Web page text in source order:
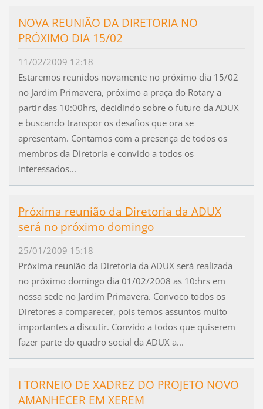
NOVA REUNIÃO DA DIRETORIA NO
PRÓXIMO DIA 15/02
11/02/2009 12:18
Estaremos reunidos novamente no próximo dia 15/02
no Jardim Primavera, próximo a praça do Rotary a
partir das 10:00hrs, decidindo sobre o futuro da ADUX
e buscando transpor os desafios que ora se
apresentam. Contamos com a presença de todos os
membros da Diretoria e convido a todos os
interessados...
Próxima reunião da Diretoria da ADUX
será no próximo domingo
25/01/2009 15:18
Próxima reunião da Diretoria da ADUX será realizada
no próximo domingo dia 01/02/2008 as 10:hrs em
nossa sede no Jardim Primavera. Convoco todos os
Diretores a comparecer, pois temos assuntos muito
importantes a discutir. Convido a todos que quiserem
fazer parte do quadro social da ADUX a...
I TORNEIO DE XADREZ DO PROJETO NOVO
AMANHECER EM XEREM